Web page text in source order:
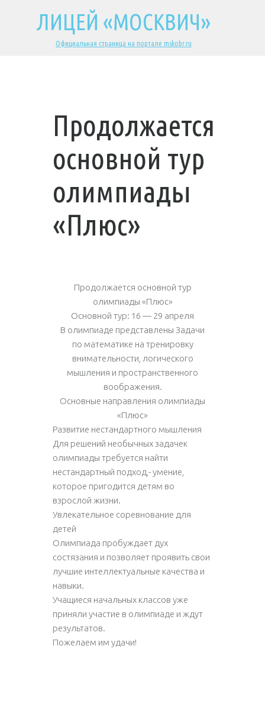
ЛИЦЕЙ «МОСКВИЧ»
Официальная страница на портале mskobr.ru
Продолжается
основной тур
олимпиады
«Плюс»
Продолжается основной тур
олимпиады «Плюс»
Основной тур: 16 — 29 апреля
В олимпиаде представлены Задачи
по математике на тренировку
внимательности, логического
мышления и пространственного
воображения.
Основные направления олимпиады
«Плюс»
Развитие нестандартного мышления
Для решений необычных задачек
олимпиады требуется найти
нестандартный подход,- умение,
которое пригодится детям во
взрослой жизни.
Увлекательное соревнование для
детей
Олимпиада пробуждает дух
состязания и позволяет проявить свои
лучшие интеллектуальные качества и
навыки.
Учащиеся начальных классов уже
приняли участие в олимпиаде и ждут
результатов.
Пожелаем им удачи!